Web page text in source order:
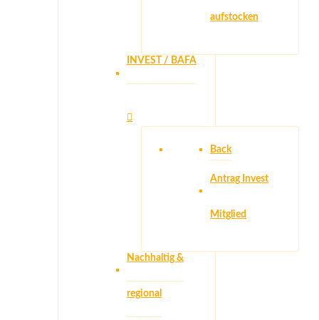
aufstocken
INVEST / BAFA
Back
Antrag Invest
Mitglied
Nachhaltig &
regional